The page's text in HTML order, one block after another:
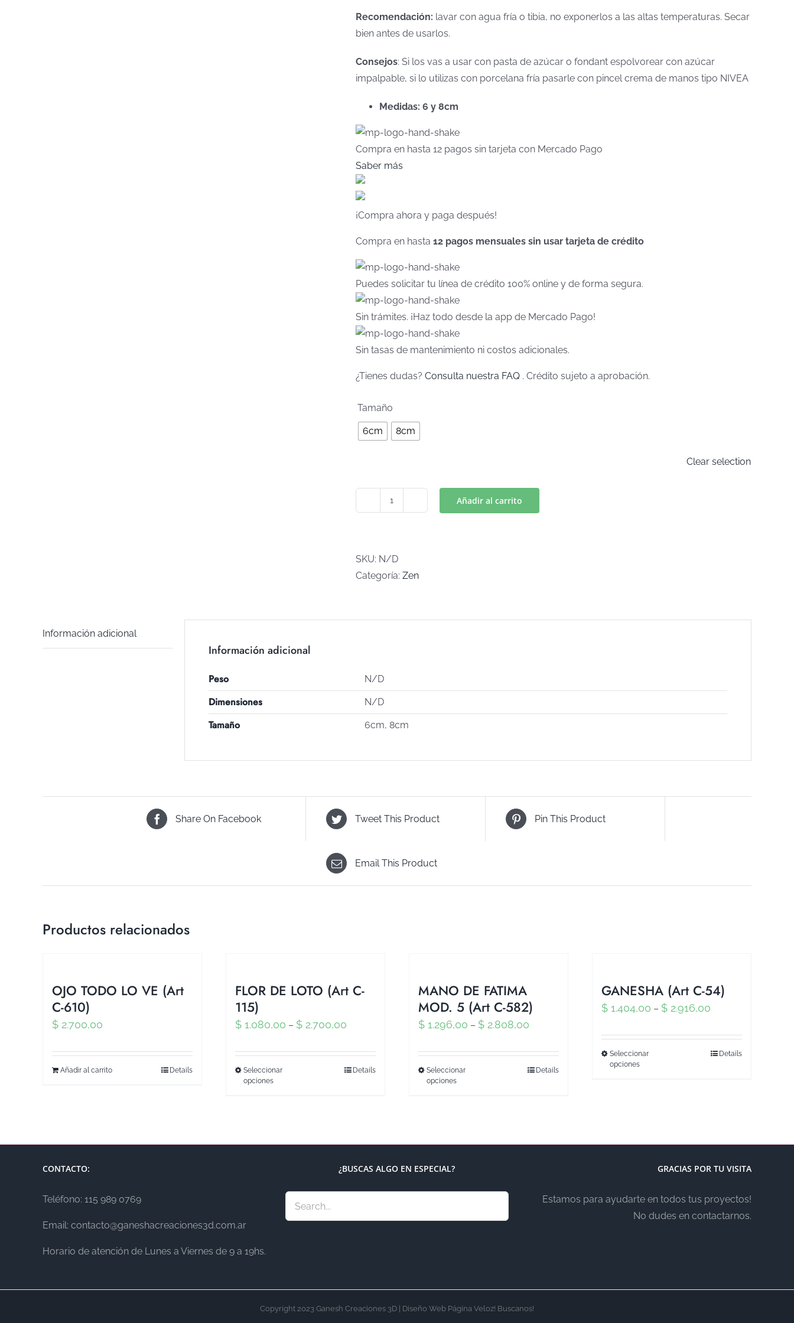
Recomendación: lavar con agua fría o tibia, no exponerlos a las altas temperaturas. Secar
bien antes de usarlos.
Consejos: Si los vas a usar con pasta de azúcar o fondant espolvorear con azúcar
impalpable, si lo utilizas con porcelana fría pasarle con pincel crema de manos tipo NIVEA
Medidas: 6 y 8cm
Compra en hasta 12 pagos sin tarjeta con Mercado Pago
Saber más
¡Compra ahora y paga después!
Compra en hasta 12 pagos mensuales sin usar tarjeta de crédito
Puedes solicitar tu línea de crédito 100% online y de forma segura.
Sin trámites. ¡Haz todo desde la app de Mercado Pago!
Sin tasas de mantenimiento ni costos adicionales.
¿Tienes dudas? Consulta nuestra FAQ . Crédito sujeto a aprobación.
Tamaño
6cm 8cm
Clear selection
113)
cantidad
Añadir al carrito
SKU: N/D
Categoría: Zen
Información adicional
Información adicional
Peso N/D
Dimensiones N/D
Tamaño 6cm, 8cm
Share On Facebook Tweet This Product Pin This Product
Email This Product
Productos relacionados
OJO TODO LO VE (Art
C-610)
$ 2.700,00
Añadir al carrito Details
FLOR DE LOTO (Art C-
115)
$ 1.080,00 – $ 2.700,00
Seleccionar
opciones
Details
MANO DE FATIMA
MOD. 5 (Art C-582)
$ 1.296,00 – $ 2.808,00
Seleccionar
opciones
Details
GANESHA (Art C-54)
$ 1.404,00 – $ 2.916,00
Seleccionar
opciones
Details
CONTACTO:
Teléfono: 115 989 0769
Email: contacto@ganeshacreaciones3d.com.ar
Horario de atención de Lunes a Viernes de 9 a 19hs.
¿BUSCAS ALGO EN ESPECIAL? GRACIAS POR TU VISITA
Estamos para ayudarte en todos tus proyectos!
No dudes en contactarnos.
Copyright 2023 Ganesh Creaciones 3D | Diseño Web Página Veloz! Buscanos!